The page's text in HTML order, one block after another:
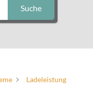
Suche
Ladeleistung